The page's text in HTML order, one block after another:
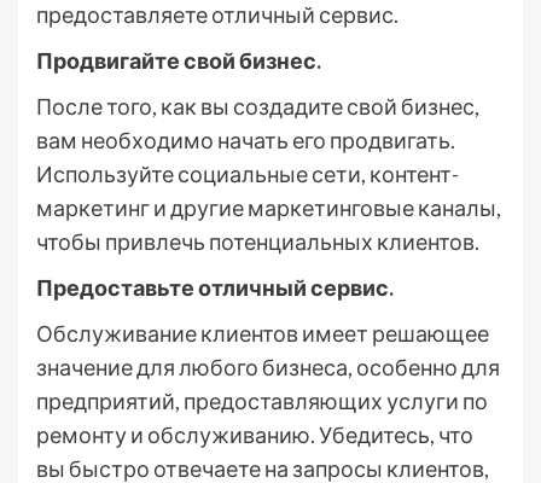
предоставляете отличный сервис.
Продвигайте свой бизнес.
После того, как вы создадите свой бизнес,
вам необходимо начать его продвигать.
Используйте социальные сети, контент-
маркетинг и другие маркетинговые каналы,
чтобы привлечь потенциальных клиентов.
Предоставьте отличный сервис.
Обслуживание клиентов имеет решающее
значение для любого бизнеса, особенно для
предприятий, предоставляющих услуги по
ремонту и обслуживанию. Убедитесь, что
вы быстро отвечаете на запросы клиентов,